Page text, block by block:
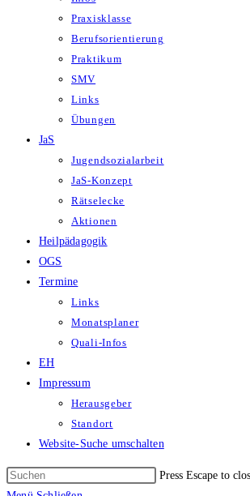
Praxisklasse
Berufsorientierung
Praktikum
SMV
Links
Übungen
JaS
Jugendsozialarbeit
JaS-Konzept
Rätselecke
Aktionen
Heilpädagogik
OGS
Termine
Links
Monatsplaner
Quali-Infos
EH
Impressum
Herausgeber
Standort
Website-Suche umschalten
Press Escape to